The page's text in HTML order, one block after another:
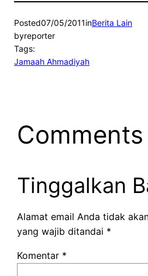
Posted07/05/2011inBerita Lain
byreporter
Tags:
Jamaah Ahmadiyah
Comments
Tinggalkan
Alamat email Anda tidak
yang wajib ditandai *
Komentar *